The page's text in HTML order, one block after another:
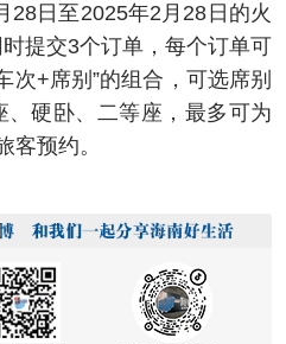
28日至2025年2月28日的火
提交3个订单，每个订单可
次+席别”的组合，可选席别
硬卧、二等座，最多可为
客预约。